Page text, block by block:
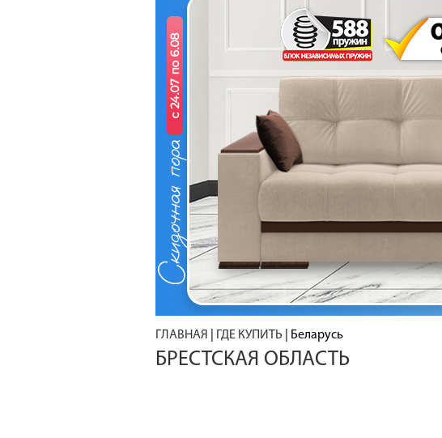
ГЛАВНАЯ ГДЕ КУПИТЬ Беларусь
БРЕСТСКАЯ ОБЛАСТЬ